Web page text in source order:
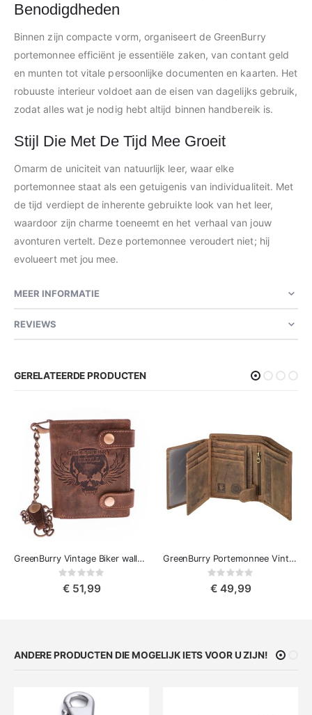
Benodigdheden
Binnen zijn compacte vorm, organiseert de GreenBurry
portemonnee efficiënt je essentiële zaken, van contant geld
en munten tot vitale persoonlijke documenten en kaarten. Het
robuuste interieur voldoet aan de eisen van dagelijks gebruik,
zodat alles wat je nodig hebt altijd binnen handbereik is.
Stijl Die Met De Tijd Mee Groeit
Omarm de uniciteit van natuurlijk leer, waar elke
portemonnee staat als een getuigenis van individualiteit. Met
de tijd verdiept de inherente gebruikte look van het leer,
waardoor zijn charme toeneemt en het verhaal van jouw
avonturen vertelt. Deze portemonnee veroudert niet; hij
evolueert met jou mee.
MEER INFORMATIE
REVIEWS
GERELATEERDE PRODUCTEN
GreenBurry Vintage Biker wallet - Schedel
Rating:
€ 51,99
GreenBurry Portemonnee Vintage
Rating:
€ 49,99
ANDERE PRODUCTEN DIE MOGELIJK IETS VOOR U ZIJN!